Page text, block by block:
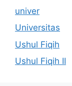
univer
Universitas
Ushul Fiqih
Ushul Fiqih II